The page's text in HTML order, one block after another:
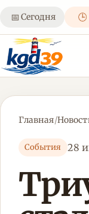
📅 Сегодня 🕒
Главная/
События 28